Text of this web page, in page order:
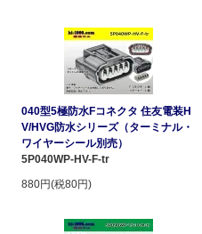
040型5極防水Fコネクタ 住友電装H
V/HVG防水シリーズ（ターミナル・
ワイヤーシール別売）
5P040WP-HV-F-tr
880円(税80円)